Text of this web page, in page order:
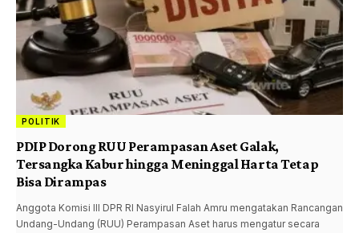
POLITIK
PDIP Dorong RUU Perampasan Aset Galak,
Tersangka Kabur hingga Meninggal Harta Tetap
Bisa Dirampas
Anggota Komisi III DPR RI Nasyirul Falah Amru mengatakan Rancangan
Undang-Undang (RUU) Perampasan Aset harus mengatur secara